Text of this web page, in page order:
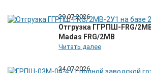
29.07.2026
Отгрузка ГГРПШ-FRG/
Madas FRG/2MB
Читать далее
24.07.2026